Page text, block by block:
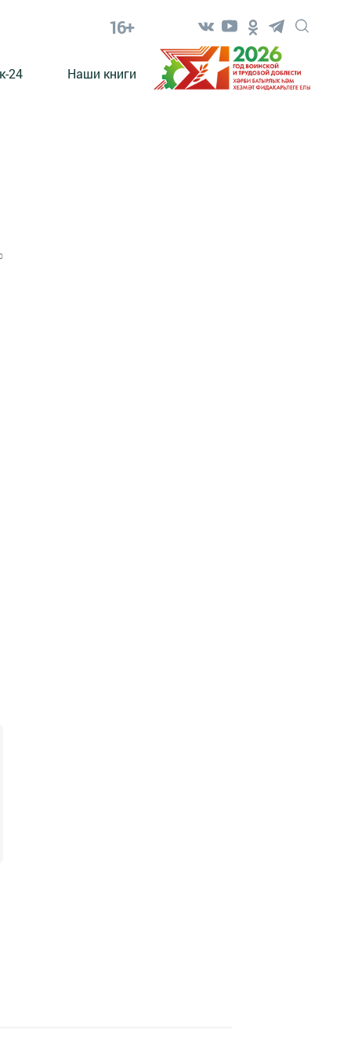
16+
24 Наши книги